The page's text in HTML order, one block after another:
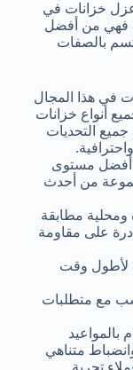
خزانات في
فهي من أفضل
بالصفات
في هذا المجال
أنواع خزانات
جميع التحديات
أفضل مستوى
من أحدث
مطابقة
على مقاومة
لأطول وقت
مع متطلبات
بالمواعيد
متناهي
تجربة